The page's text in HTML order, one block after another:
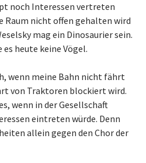
noch Interessen vertreten
Raum nicht offen gehalten wird
mag ein Dinosaurier sein.
heute keine Vögel.
wenn meine Bahn nicht fährt
von Traktoren blockiert wird.
wenn in der Gesellschaft
eintreten würde. Denn
allein gegen den Chor der